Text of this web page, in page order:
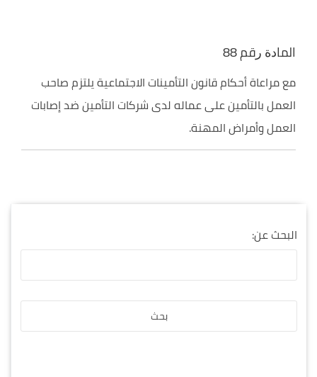
اﻟﻤﺎﺩﺓ ﺭﻗﻢ 88
مع مراعاة أحكام قانون التأمينات الاجتماعية يلتزم صاحب
العمل بالتأمين على عماله لدى شركات التأمين ضد إصابات
العمل وأمراض المهنة.
البحث عن: